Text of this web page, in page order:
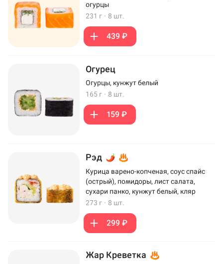
огурцы
231 г · 8 шт.
439 ₽
Огурец
Огурцы, кунжут белый
165 г · 8 шт.
159 ₽
Рэд
Курица варено-копченая, соус спайс
(острый), помидоры, лист салата,
сухари панко, кунжут белый, кляр
273 г · 8 шт.
299 ₽
Жар Креветка